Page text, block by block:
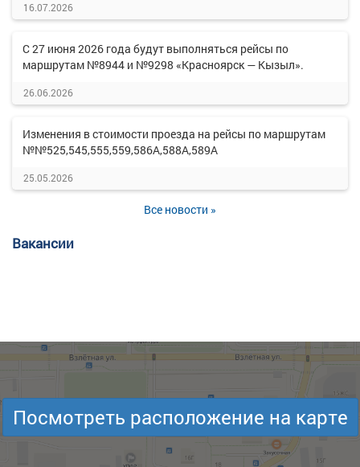
16.07.2026
С 27 июня 2026 года будут выполняться рейсы по
маршрутам №8944 и №9298 «Красноярск — Кызыл».
26.06.2026
Изменения в стоимости проезда на рейсы по маршрутам
№№525,545,555,559,586А,588А,589А
25.05.2026
Все новости »
Вакансии
Посмотреть расположение на карте